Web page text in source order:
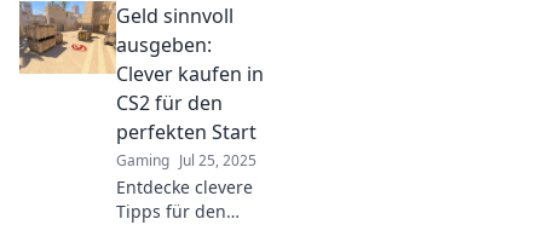
Entdecke, wie du
die beste
Ausrüstung für
explosive Siege
auswählst.
Geld sinnvoll
ausgeben:
Clever kaufen in
CS2 für den
perfekten Start
Gaming Jul 25, 2025
Entdecke clevere
Tipps für den